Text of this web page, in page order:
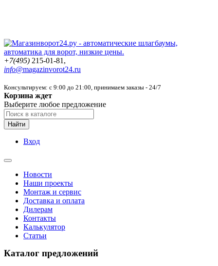
+7(495) 215-01-81,
info@magazinvorot24.ru
Консультируем: с 9:00 до 21:00, принимаем заказы - 24/7
Корзина ждет
Выберите любое предложение
Найти
Вход
Новости
Наши проекты
Монтаж и сервис
Доставка и оплата
Дилерам
Контакты
Калькулятор
Статьи
Каталог предложений